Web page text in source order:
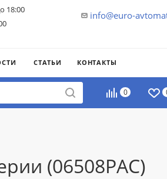
info@euro-
18:00
СТАТЬИ КОНТАКТЫ
0
(06508PAC)